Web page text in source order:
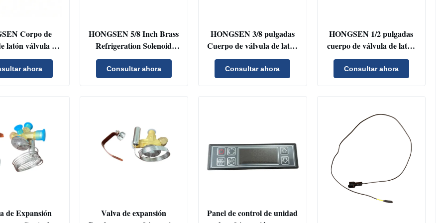
Corpo de
latón válvula de
de
con
de
de refrigeración
ahora
HONGSEN 5/8 Inch Brass
Refrigeration Solenoid
Valve with Fast Response
for Cooling Systems
Consultar ahora
HONGSEN 3/8 pulgadas
Cuerpo de válvula de latón
normalmente cerrado de
refrigeración válvula de
solenoide para sistemas de
Consultar ahora
HONGSEN 1/2 pulgadas
cuerpo de válvula de latón
respuesta rápida ON / OFF
Control de refrigeración
válvula de solenoide para el
Consultar ahora
de Expansión
Valva de expansión
Panel de control de unidad